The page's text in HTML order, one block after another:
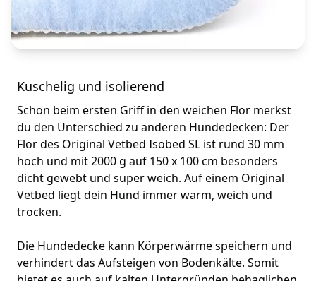
Kuschelig und isolierend
Schon beim ersten Griff in den weichen Flor merkst
du den Unterschied zu anderen Hundedecken: Der
Flor des Original Vetbed Isobed SL ist rund 30 mm
hoch und mit 2000 g auf 150 x 100 cm besonders
dicht gewebt und super weich. Auf einem Original
Vetbed liegt dein Hund immer warm, weich und
trocken.
Die Hundedecke kann Körperwärme speichern und
verhindert das Aufsteigen von Bodenkälte. Somit